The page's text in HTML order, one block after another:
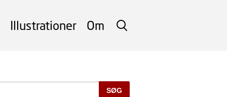
SØG
Illustrationer Om
SØG